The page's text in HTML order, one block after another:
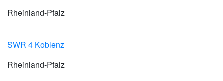
Rheinland-Pfalz
SWR 4 Koblenz
Rheinland-Pfalz